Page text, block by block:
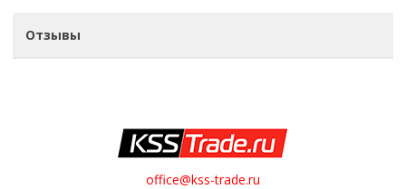
Отзывы
office@kss-trade.ru